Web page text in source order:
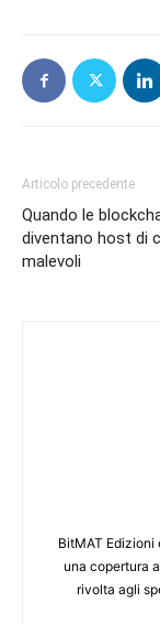
Articolo precedente
Quando le
diventano host di
malevoli
BitMAT
una copertura
rivolta agli